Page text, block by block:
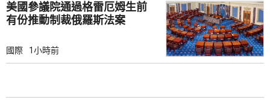
美國參議院通過格雷厄姆生前
有份推動制裁俄羅斯法案
國際 1小時前